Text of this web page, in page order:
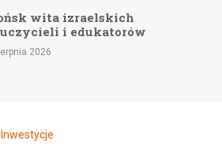
wita izraelskich
i edukatorów
2026
Inwestycje